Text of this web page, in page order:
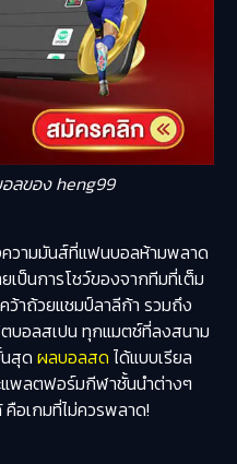
ลของ heng99
ความมันส์ที่แฟนบอลห้ามพลาด
เป็นการโชว์ของจากทีมที่เต็ม
ว้าถ้วยแชมป์ลาลีก้า รวมถึง
บอลสเปน ทุกแมตช์ที่ลงสนาม
สุด ผลบอลสด ได้แบบเรียล
แพลตฟอร์มกีฬาชั้นนำต่างๆ
อเกมที่ไม่ควรพลาด!